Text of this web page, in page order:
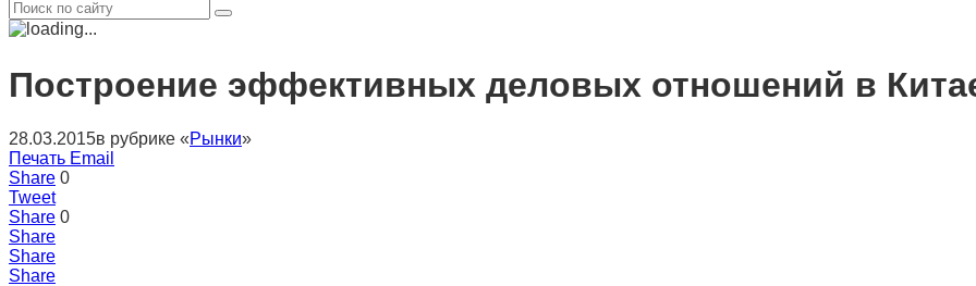
Построение эффективных деловых отношений в
28.03.2015в рубрике «Рынки»
Печать Email
Share 0
Tweet
Share 0
Share
Share
Share